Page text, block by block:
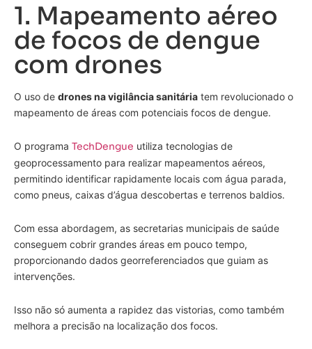
1. Mapeamento aéreo
de focos de dengue
com drones
O uso de drones na vigilância sanitária tem revolucionado o
mapeamento de áreas com potenciais focos de dengue.
O programa TechDengue utiliza tecnologias de
geoprocessamento para realizar mapeamentos aéreos,
permitindo identificar rapidamente locais com água parada,
como pneus, caixas d’água descobertas e terrenos baldios.
Com essa abordagem, as secretarias municipais de saúde
conseguem cobrir grandes áreas em pouco tempo,
proporcionando dados georreferenciados que guiam as
intervenções.
Isso não só aumenta a rapidez das vistorias, como também
melhora a precisão na localização dos focos.